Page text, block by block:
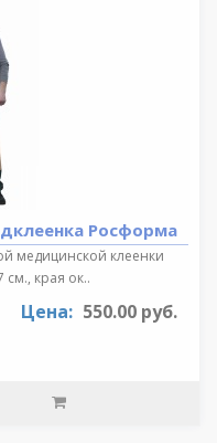
Росформа
медицинской клеенки
см., края ок..
Цена: 550.00 руб.